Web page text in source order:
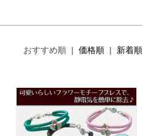
おすすめ順 | 価格順 | 新着順